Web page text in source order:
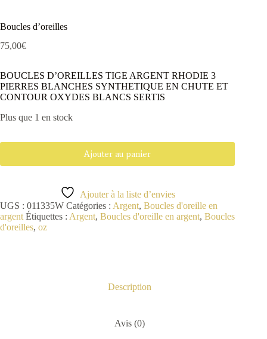
Boucles d’oreilles
75,00€
BOUCLES D’OREILLES TIGE ARGENT RHODIE 3
PIERRES BLANCHES SYNTHETIQUE EN CHUTE ET
CONTOUR OXYDES BLANCS SERTIS
Plus que 1 en stock
Ajouter au panier
Ajouter à la liste d’envies
UGS : 011335W Catégories : Argent, Boucles d'oreille en
argent Étiquettes : Argent, Boucles d'oreille en argent, Boucles
d'oreilles, oz
Description
Avis (0)